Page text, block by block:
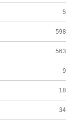
5
598
563
9
18
34